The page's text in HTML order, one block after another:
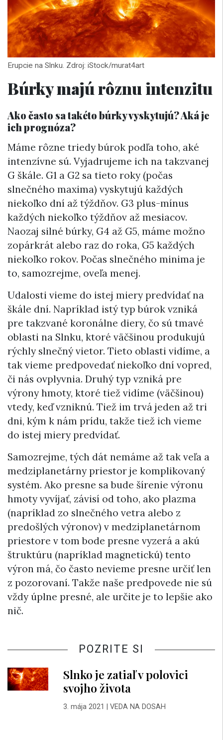
Erupcie na Slnku. Zdroj: iStock/murat4art
Búrky majú rôznu intenzitu
Ako často sa takéto búrky vyskytujú? Aká je
ich prognóza?
Máme rôzne triedy búrok podľa toho, aké
intenzívne sú. Vyjadrujeme ich na takzvanej
G škále. G1 a G2 sa tieto roky (počas
slnečného maxima) vyskytujú každých
niekoľko dní až týždňov. G3 plus-mínus
každých niekoľko týždňov až mesiacov.
Naozaj silné búrky, G4 až G5, máme možno
zopárkrát alebo raz do roka, G5 každých
niekoľko rokov. Počas slnečného minima je
to, samozrejme, oveľa menej.
Udalosti vieme do istej miery predvídať na
škále dní. Napríklad istý typ búrok vzniká
pre takzvané koronálne diery, čo sú tmavé
oblasti na Slnku, ktoré väčšinou produkujú
rýchly slnečný vietor. Tieto oblasti vidíme, a
tak vieme predpovedať niekoľko dní vopred,
či nás ovplyvnia. Druhý typ vzniká pre
výrony hmoty, ktoré tiež vidíme (väčšinou)
vtedy, keď vzniknú. Tiež im trvá jeden až tri
dni, kým k nám prídu, takže tiež ich vieme
do istej miery predvídať.
Samozrejme, tých dát nemáme až tak veľa a
medziplanetárny priestor je komplikovaný
systém. Ako presne sa bude šírenie výronu
hmoty vyvíjať, závisí od toho, ako plazma
(napríklad zo slnečného vetra alebo z
predošlých výronov) v medziplanetárnom
priestore v tom bode presne vyzerá a akú
štruktúru (napríklad magnetickú) tento
výron má, čo často nevieme presne určiť len
z pozorovaní. Takže naše predpovede nie sú
vždy úplne presné, ale určite je to lepšie ako
nič.
POZRITE SI
Slnko je zatiaľ v polovici
svojho života
3. mája 2021 VEDA NA DOSAH